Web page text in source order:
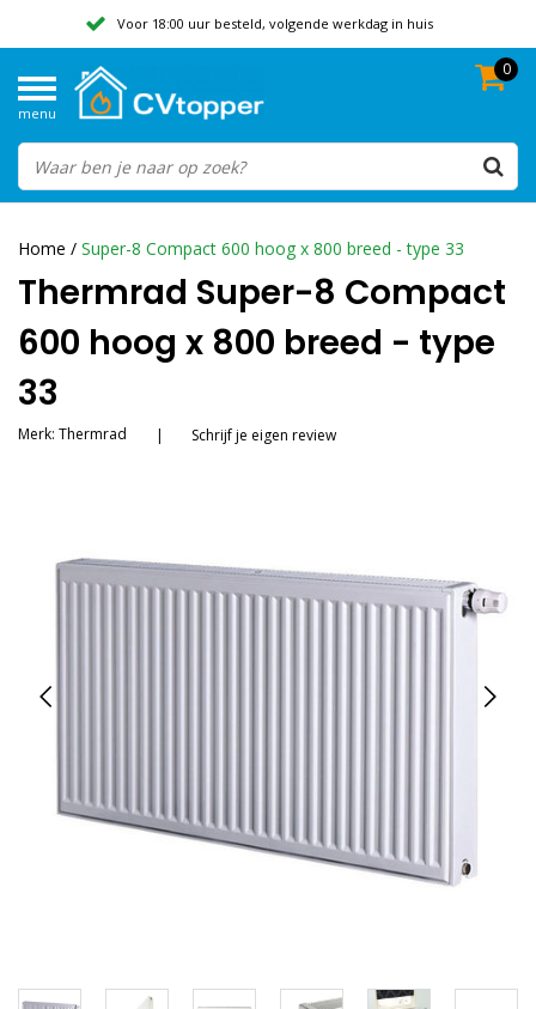
Voor 18:00 uur besteld, volgende werkdag in huis
Beoordeeld met een 9,8
menu
0
Home / Super-8 Compact 600 hoog x 800 breed - type 33
Thermrad Super-8 Compact
600 hoog x 800 breed - type
33
Merk: Thermrad | Schrijf je eigen review